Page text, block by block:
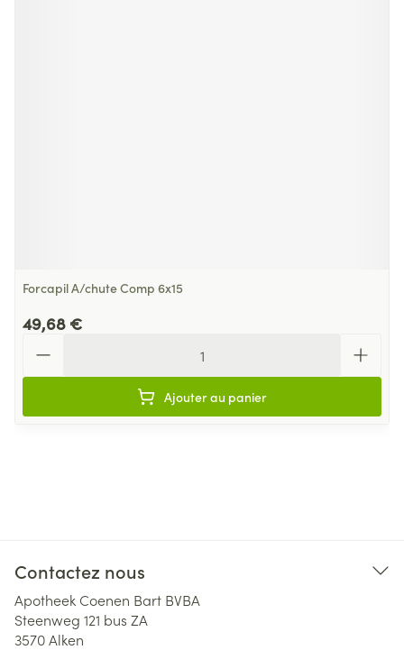
Forcapil A/chute Comp 6x15
49,68 €
Ajouter au panier
Contactez nous
Apotheek Coenen Bart BVBA
Steenweg 121 bus ZA
3570Alken